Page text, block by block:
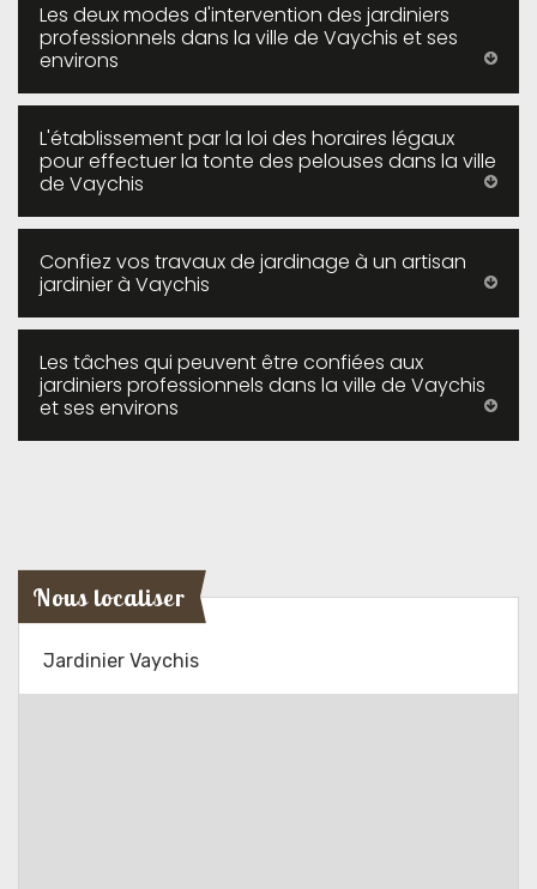
Les deux modes d'intervention des jardiniers
professionnels dans la ville de Vaychis et ses
environs
L'établissement par la loi des horaires légaux
pour effectuer la tonte des pelouses dans la ville
de Vaychis
Confiez vos travaux de jardinage à un artisan
jardinier à Vaychis
Les tâches qui peuvent être confiées aux
jardiniers professionnels dans la ville de Vaychis
et ses environs
Nous localiser
Jardinier Vaychis